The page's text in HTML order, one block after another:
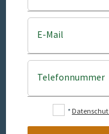
E-Mail
Telefonnummer
*